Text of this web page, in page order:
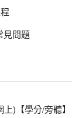
見問題
)【學分/旁聽】